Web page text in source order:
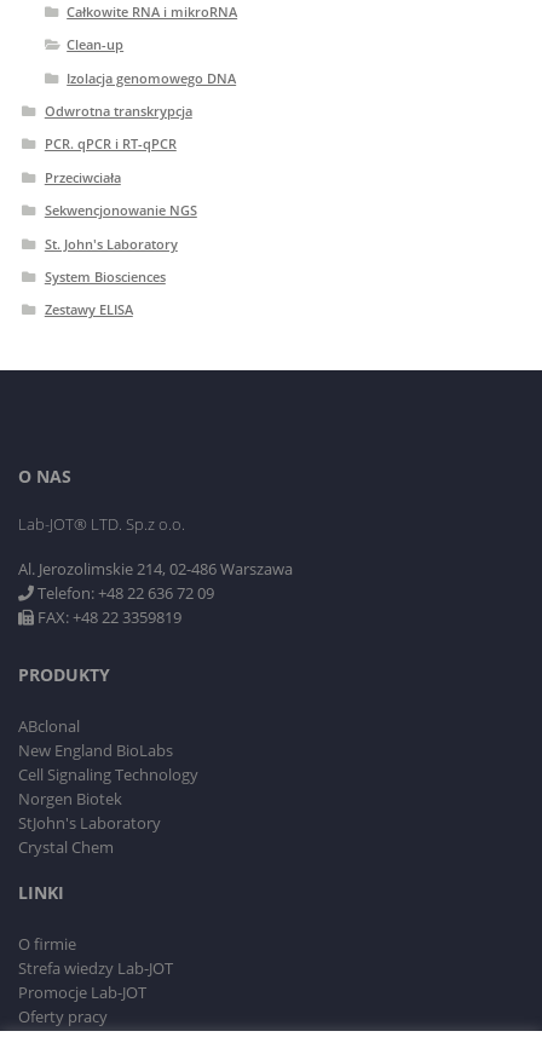
Całkowite RNA i mikroRNA
Clean-up
Izolacja genomowego DNA
Odwrotna transkrypcja
PCR. qPCR i RT-qPCR
Przeciwciała
Sekwencjonowanie NGS
St. John's Laboratory
System Biosciences
Zestawy ELISA
O NAS
Lab-JOT® LTD. Sp.z o.o.
Al. Jerozolimskie 214, 02-486 Warszawa
Telefon: +48 22 636 72 09
FAX: +48 22 3359819
PRODUKTY
ABclonal
New England BioLabs
Cell Signaling Technology
Norgen Biotek
StJohn's Laboratory
Crystal Chem
LINKI
O firmie
Strefa wiedzy Lab-JOT
Promocje Lab-JOT
Oferty pracy